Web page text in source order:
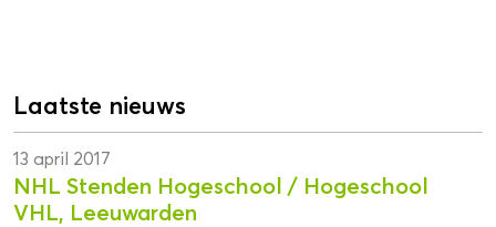
Laatste nieuws
13 april 2017
NHL Stenden Hogeschool / Hogeschool
VHL, Leeuwarden